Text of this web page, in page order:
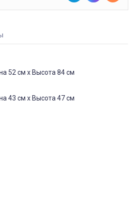
52 см x Высота 84 см
43 см x Высота 47 см